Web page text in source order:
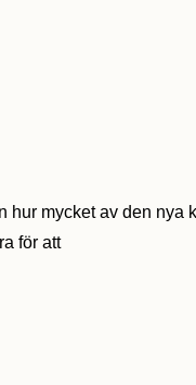
hur mycket av den nya
för att